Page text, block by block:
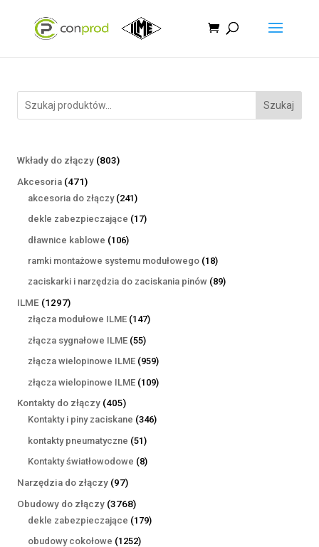
Szukaj
Wkłady do złączy 803803
Akcesoria 471471
produktów
akcesoria do złączy 241241
produktów
dekle zabezpieczające 1717
dławnice kablowe 106106
produktów
ramki montażowe systemu modułowego 1818
produktów
zaciskarki i narzędzia do zaciskania pinów 8989
ILME 12971297
produktów
złącza modułowe ILME 147147
złącza sygnałowe ILME 5555
produktów
złącza wielopinowe ILME 959959
produktów
złącza wielopinowe ILME 109109
Kontakty do złączy 405405
produktów
Kontakty i piny zaciskane 346346
kontakty pneumatyczne 5151
produktów
Kontakty światłowodowe 88
Narzędzia do złączy 9797
produktów
Obudowy do złączy 37683768
produktów
dekle zabezpieczające 179179
obudowy cokołowe 12521252